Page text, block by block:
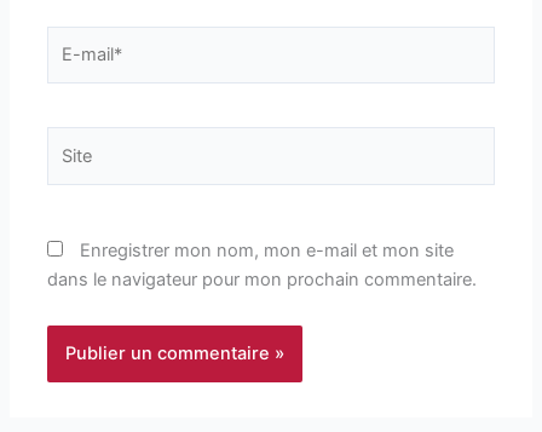
Enregistrer mon nom, mon e-mail et mon site
dans le navigateur pour mon prochain commentaire.